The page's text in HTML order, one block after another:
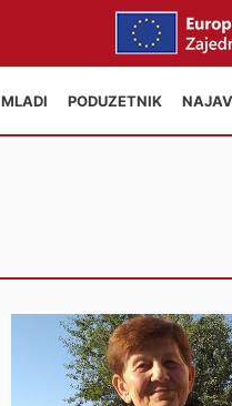
MLADI PODUZETNIK